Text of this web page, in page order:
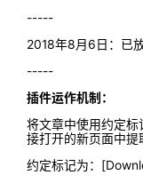
-----
2018年8月6日：已
-----
插件运作机制：
将文章中使用约定
接打开的新页面中提
约定标记为：